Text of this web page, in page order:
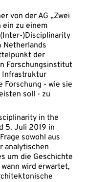
von der AG „Zwei
ein zu einem
)Disciplinarity
Netherlands
der
Forschungsinstitut
Infrastruktur
Forschung - wie sie
soll - zu
in the
5. Juli 2019 in
sowohl aus
analytischen
um die Geschichte
wird erwartet,